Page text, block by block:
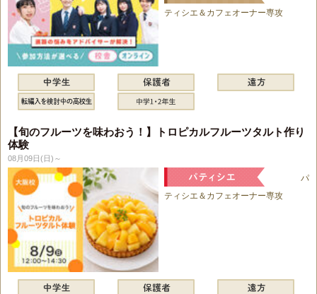
ティシエ＆カフェオーナー専攻
【旬のフルーツを味わおう！】トロピカルフルーツタルト作り
体験
08月09日(日)～
パ
ティシエ＆カフェオーナー専攻